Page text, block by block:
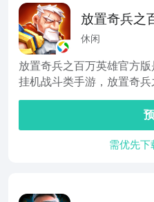
放置奇兵之
英雄
休闲
放置奇兵之百万英雄官方
挂机战斗类手游，放置奇
需优先下